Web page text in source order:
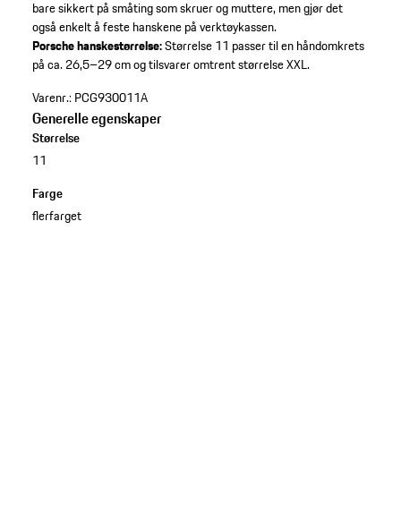
bare sikkert på småting som skruer og muttere, men gjør det
også enkelt å feste hanskene på verktøykassen.
Porsche hanskestørrelse:Størrelse 11 passer til en håndomkrets
på ca. 26,5–29 cm og tilsvarer omtrent størrelse XXL.
Varenr.: PCG930011A
Generelle egenskaper
Størrelse
11
Farge
flerfarget